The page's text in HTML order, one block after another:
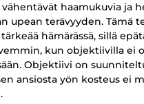
haamukuvia ja
upean terävyyden. Tämä
hämärässä, sillä
kun objektiivilla ei
Objektiivi on
ansiosta yön kosteus ei